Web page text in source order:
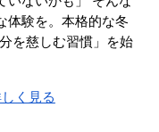
体験を。本格的な冬
を慈しむ習慣」を始
く見る